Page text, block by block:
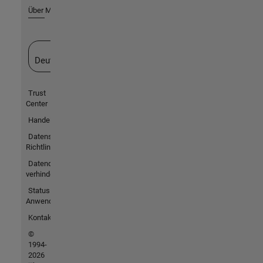
Über MathWorks
Deutschland
Trust
Center
Handelsmarken
Datenschutz-
Richtlinien
Datendiebstahl
verhindern
Status von
Anwendungen
Kontakt
©
1994-
2026